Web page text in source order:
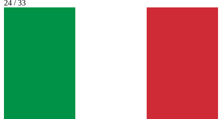
24 / 33